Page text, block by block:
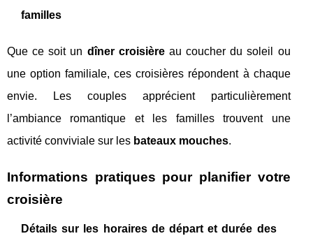
familles
Que ce soit un dîner croisièreau coucher du soleil ou
une option familiale, ces croisières répondent à chaque
envie. Les couples apprécient particulièrement
l’ambiance romantique et les familles trouvent une
activité conviviale sur les bateaux mouches.
Informations pratiques pour planifier votre
croisière
Détails sur les horaires de départ et durée des